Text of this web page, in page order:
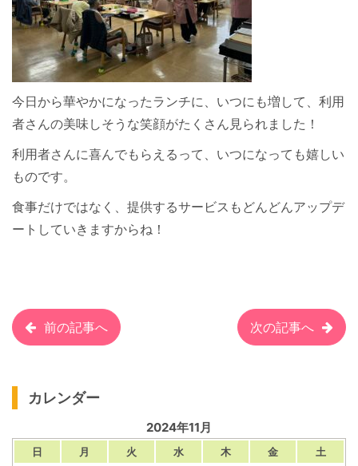
今日から華やかになったランチに、いつにも増して、利用
者さんの美味しそうな笑顔がたくさん見られました！
利用者さんに喜んでもらえるって、いつになっても嬉しい
ものです。
食事だけではなく、提供するサービスもどんどんアップデ
ートしていきますからね！
前の記事へ 次の記事へ
カレンダー
2024年11月
日 月 火 水 木 金
土